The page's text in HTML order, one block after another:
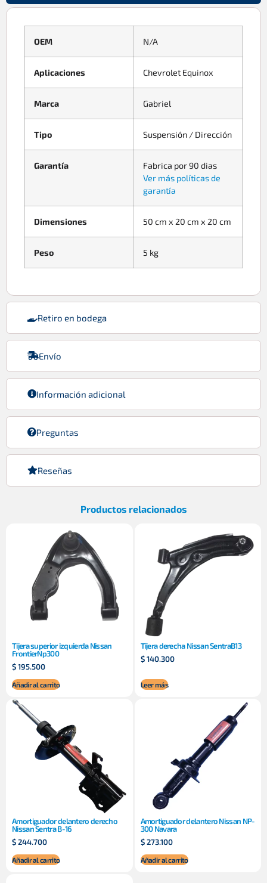
Retiro en bodega
Envío
Información adicional
Preguntas
Reseñas
OEM N/A
Aplicaciones Chevrolet Equinox
Marca Gabriel
Tipo Suspensión / Dirección
Garantía
Fabrica por 90 dias
Ver más políticas de
garantía
Dimensiones 50 cm x 20 cm x 20 cm
Peso 5 kg
Productos relacionados
Tijera superior izquierda Nissan
FrontierNp300
$195.500
Añadir al carrito
Tijera derecha Nissan SentraB13
$140.300
Leer más
Amortiguador delantero derecho
Nissan Sentra B-16
$244.700
Añadir al carrito
Amortiguador delantero Nissan NP-
300 Navara
$273.100
Añadir al carrito